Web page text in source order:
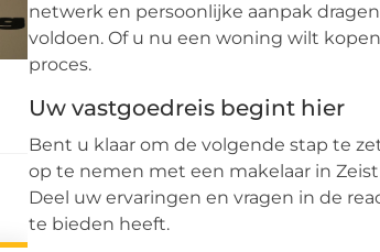
netwerk en persoonlijke aanpak
voldoen. Of u nu een woning wilt
proces.
Uw vastgoedreis begint hier
Bent u klaar om de volgende stap te
op te nemen met een makelaar in
Deel uw ervaringen en vragen in de
te bieden heeft.